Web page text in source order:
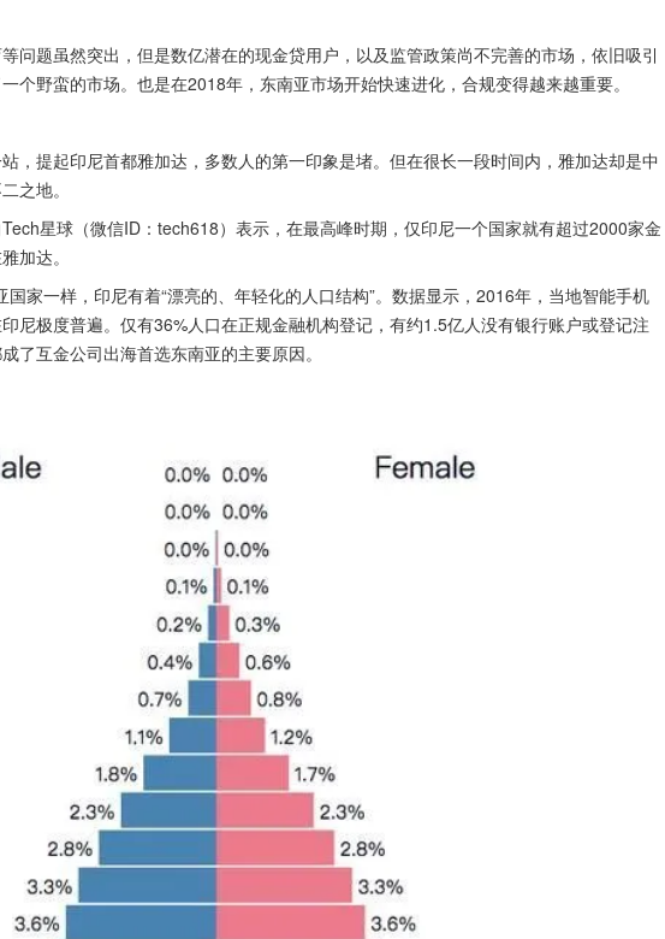
问题虽然突出，但是数亿潜在的现金贷用户，以及监管政策尚不完善的市场，依旧吸引
个野蛮的市场。也是在2018年，东南亚市场开始快速进化，合规变得越来越重要。
，提起印尼首都雅加达，多数人的第一印象是堵。但在很长一段时间内，雅加达却是中
之地。
星球（微信ID：tech618）表示，在最高峰时期，仅印尼一个国家就有超过2000家金
加达。
家一样，印尼有着“漂亮的、年轻化的人口结构”。数据显示，2016年，当地智能手机
尼极度普遍。仅有36%人口在正规金融机构登记，有约1.5亿人没有银行账户或登记注
了互金公司出海首选东南亚的主要原因。